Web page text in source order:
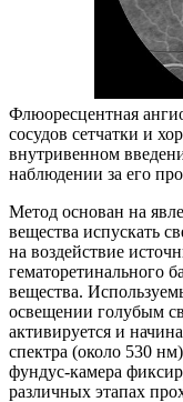
Флюоресцентная
сосудов сетчатки и
внутривенном
наблюдении за его
Метод основан на
вещества испускать
на воздействие
гематоретинального
вещества.
освещении голубым
активируется и
спектра (около 530
фундус-камера
различных этапах